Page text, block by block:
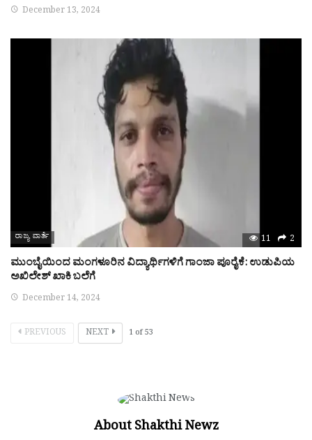
December 13, 2024
ರಾಜ್ಯ ವಾರ್ತೆ 11 2
ಮುಂಬೈಯಿಂದ ಮಂಗಳೂರಿನ ವಿದ್ಯಾರ್ಥಿಗಳಿಗೆ ಗಾಂಜಾ ಪೂರೈಕೆ: ಉಡುಪಿಯ
ಅಖಿಲೇಶ್ ಖಾಕಿ ಬಲೆಗೆ
December 14, 2024
PREVIOUS NEXT 1 of53
About Shakthi Newz